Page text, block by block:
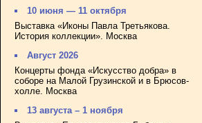
10 июня — 11 октября
Выставка «Иконы Павла Третьякова.
История коллекции». Москва
Август 2026
Концерты фонда «Искусство добра» в
соборе на Малой Грузинской и в Брюсов-
холле. Москва
13 августа – 1 ноября